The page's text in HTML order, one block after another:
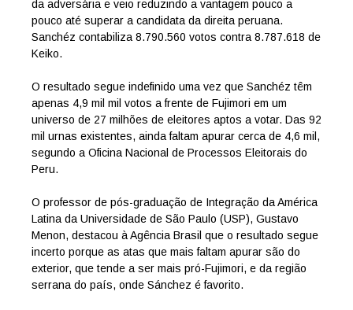
da adversária e veio reduzindo a vantagem pouco a
pouco até superar a candidata da direita peruana.
Sanchéz contabiliza 8.790.560 votos contra 8.787.618 de
Keiko.
O resultado segue indefinido uma vez que Sanchéz têm
apenas 4,9 mil mil votos a frente de Fujimori em um
universo de 27 milhões de eleitores aptos a votar. Das 92
mil urnas existentes, ainda faltam apurar cerca de 4,6 mil,
segundo a Oficina Nacional de Processos Eleitorais do
Peru.
O professor de pós-graduação de Integração da América
Latina da Universidade de São Paulo (USP), Gustavo
Menon, destacou à Agência Brasil que o resultado segue
incerto porque as atas que mais faltam apurar são do
exterior, que tende a ser mais pró-Fujimori, e da região
serrana do país, onde Sánchez é favorito.